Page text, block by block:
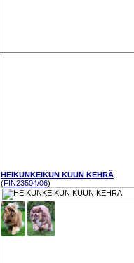
HEIKUNKEIKUN KUUN KEHRÄ
(FIN23504/06)